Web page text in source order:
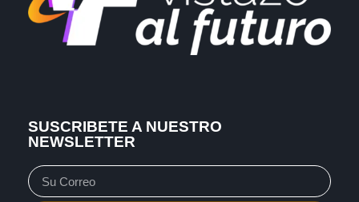
SUSCRIBETE A NUESTRO
NEWSLETTER